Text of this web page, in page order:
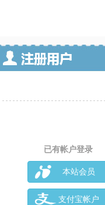
已有帐户登录
本站会员
支付宝帐户